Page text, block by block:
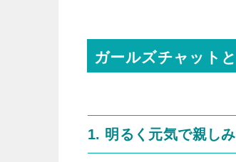
ガールズチャット
1. 明るく元気で親し